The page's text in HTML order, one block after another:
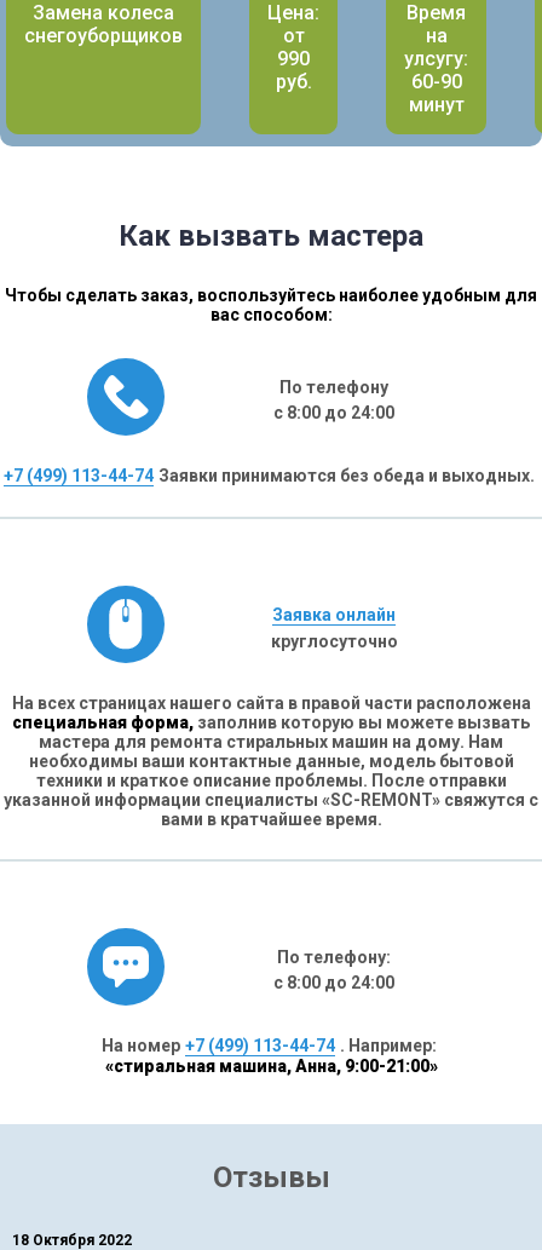
Замена колеса
снегоуборщиков
Цена:
от
990
руб.
Время
на
улсугу:
60-90
минут
Как вызвать мастера
Чтобы сделать заказ, воспользуйтесь наиболее удобным для
вас способом:
По телефону
с 8:00 до 24:00
+7 (499) 113-44-74 Заявки принимаются без обеда и выходных.
Заявка онлайн
круглосуточно
На всех страницах нашего сайта в правой части расположена
специальная форма, заполнив которую вы можете вызвать
мастера для ремонта стиральных машин на дому. Нам
необходимы ваши контактные данные, модель бытовой
техники и краткое описание проблемы. После отправки
указанной информации специалисты «SC-REMONT» свяжутся с
вами в кратчайшее время.
По телефону:
с 8:00 до 24:00
На номер +7 (499) 113-44-74 . Например:
«стиральная машина, Анна, 9:00-21:00»
Отзывы
18 Октября 2022